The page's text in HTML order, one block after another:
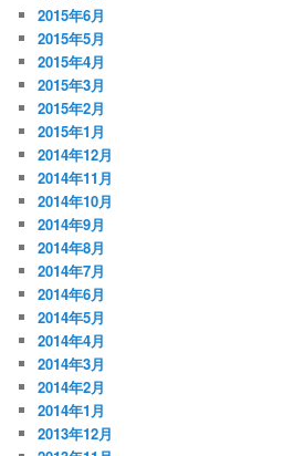
2015年6月
2015年5月
2015年4月
2015年3月
2015年2月
2015年1月
2014年12月
2014年11月
2014年10月
2014年9月
2014年8月
2014年7月
2014年6月
2014年5月
2014年4月
2014年3月
2014年2月
2014年1月
2013年12月